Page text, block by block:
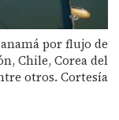
por flujo de
Chile, Corea del
otros. Cortesía